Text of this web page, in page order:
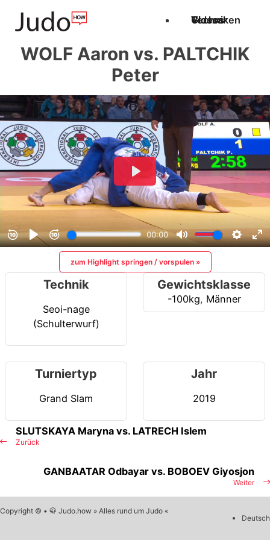
Techniken
Videos
Glossar
WOLF Aaron vs. PALTCHIK
Peter
zum Highlight springen / vorspulen »
Technik
Seoi-nage
(Schulterwurf)
Gewichtsklasse
-100kg, Männer
Turniertyp
Grand Slam
Jahr
2019
Zurück
SLUTSKAYA Maryna vs. LATRECH Islem
Weiter
GANBAATAR Odbayar vs. BOBOEV Giyosjon
Copyright © • 🥋 Judo.how » Alles rund um Judo «
Deutsch